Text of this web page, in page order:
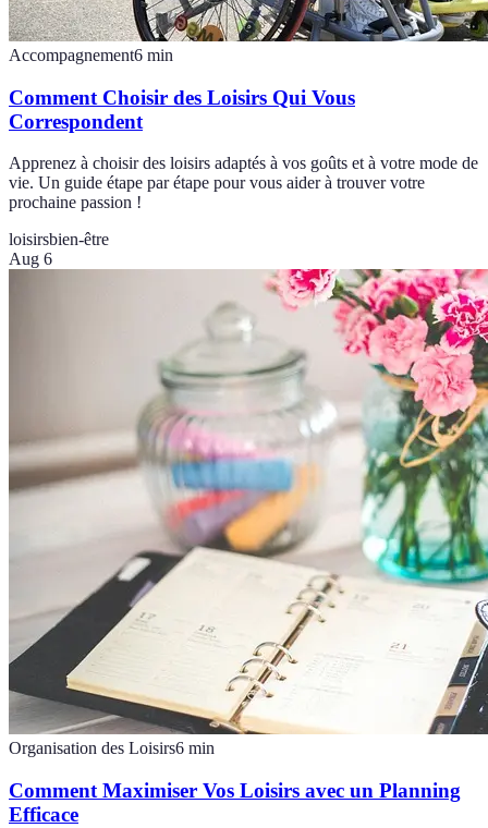
Accompagnement6 min
Comment Choisir des Loisirs Qui Vous
Correspondent
Apprenez à choisir des loisirs adaptés à vos goûts et à votre mode de
vie. Un guide étape par étape pour vous aider à trouver votre
prochaine passion !
loisirsbien-être
Aug 6
Organisation des Loisirs6 min
Comment Maximiser Vos Loisirs avec un Planning
Efficace